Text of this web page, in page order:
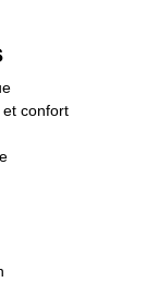
confort